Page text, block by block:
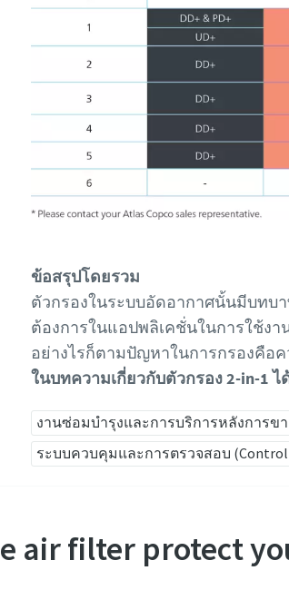
ข้อสรุปโดยรวม
ตัวกรองในระบบอัดอากาศนั้นมีบทบ
ต้องการในแอปพลิเคชั่นในการใช้ง
อย่างไรก็ตามปัญหาในการกรองคือ
ในบทความเกี่ยวกับตัวกรอง 2-in-1 ไ
งานซ่อมบำรุงและการบริการหลังการข
ระบบควบคุมและการตรวจสอบ (Control
air filter protect